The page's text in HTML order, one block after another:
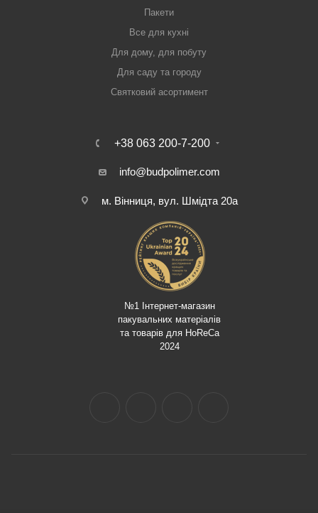
Пакети
Все для кухні
Для дому, для побуту
Для саду та городу
Святковий асортимент
+38 063 200-7-200
info@budpolimer.com
м. Вінниця, вул. Шмідта 20а
№1 Інтернет-магазин
пакувальних матеріалів
та товарів для HoReCa
2024